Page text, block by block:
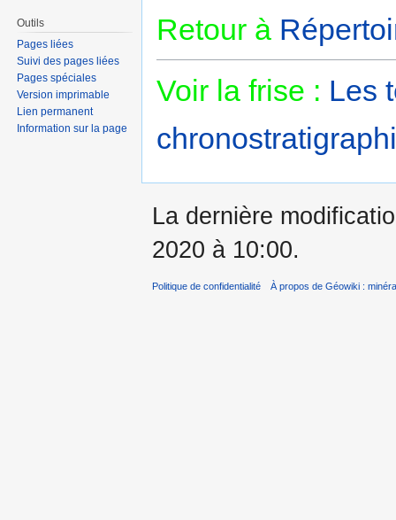
Retour à
Voir la frise : Les
Outils
Pages liées
Suivi des pages liées
Pages spéciales
Version imprimable
Lien permanent
Information sur la page
La dernière
2020 à 10:00.
Politique de confidentialité À propos de Géowiki :